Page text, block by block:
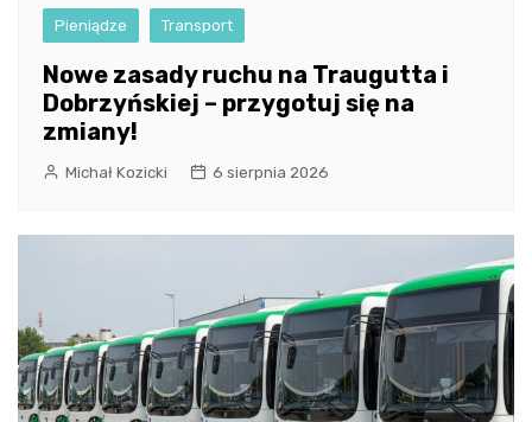
Pieniądze Transport
Nowe zasady ruchu na Traugutta i
Dobrzyńskiej – przygotuj się na
zmiany!
Michał Kozicki 6 sierpnia 2026